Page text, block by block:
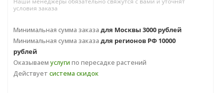
условия заказа
Минимальная сумма заказа для Москвы 3000 рублей
Минимальная сумма заказа для регионов РФ 10000
рублей
Оказываем услуги по пересадке растений
Действует система скидок